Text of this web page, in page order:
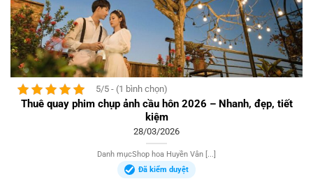
5/5 - (1 bình chọn)
Thuê quay phim chụp ảnh cầu hôn 2026 – Nhanh, đẹp, tiết
kiệm
28/03/2026
Danh mụcShop hoa Huyền Vân [...]
Đã kiểm duyệt